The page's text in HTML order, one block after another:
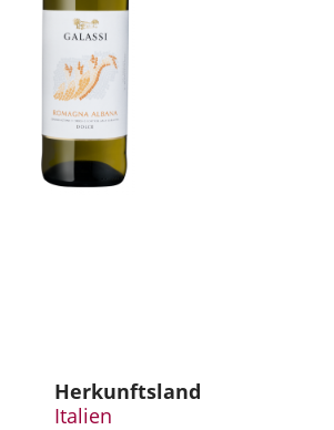
Herkunftsland
Italien